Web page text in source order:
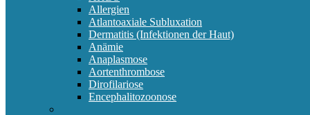
Allergien
Atlantoaxiale Subluxation
Dermatitis (Infektionen der Haut)
Anämie
Anaplasmose
Aortenthrombose
Dirofilariose
Encephalitozoonose